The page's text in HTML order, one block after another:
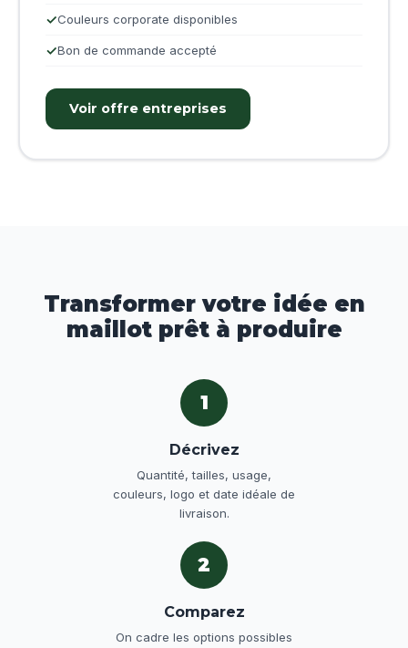
Couleurs corporate disponibles
Bon de commande accepté
Voir offre entreprises
Transformer votre idée en
maillot prêt à produire
1
Décrivez
Quantité, tailles, usage,
couleurs, logo et date idéale de
livraison.
2
Comparez
On cadre les options possibles